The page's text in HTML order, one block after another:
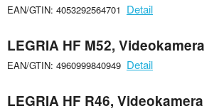
EAN/GTIN: 4053292564701 Detail
LEGRIA HF M52, Videokamera
EAN/GTIN: 4960999840949 Detail
LEGRIA HF R46, Videokamera